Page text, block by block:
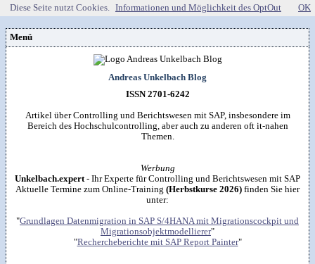
Menü
unkelbach.expert
Internet (149)
Office (90)
Artikelsuche
Apps für Android
Webempfehlungen
Workshop & Seminar
Autorenleben
Weitere Projekte
Datenschutzerklärung
Andreas Unkelbach Blog
ISSN 2701-6242
Artikel über Controlling und Berichtswesen mit SAP, insbesondere im
Bereich des Hochschulcontrolling, aber auch zu anderen oft it-nahen
Themen.
Werbung
Unkelbach.expert- Ihr Experte für Controlling und Berichtswesen mit SAP
Aktuelle Termine zum Online-Training (Herbstkurse 2026) finden Sie hier
unter:
"Grundlagen Datenmigration in SAP S/4HANA mit Migrationscockpit und
Migrationsobjektmodellierer"
"Rechercheberichte mit SAP Report Painter"
Diese Seite nutzt Cookies. Informationen und Möglichkeit des OptOut OK